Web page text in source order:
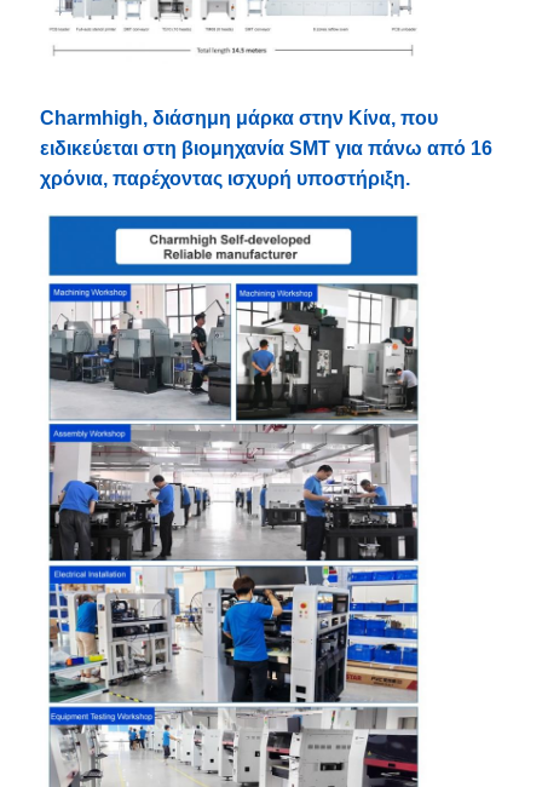
Charmhigh, διάσημη μάρκα στην Κίνα, που
ειδικεύεται στη βιομηχανία SMT για πάνω από 16
χρόνια, παρέχοντας ισχυρή υποστήριξη.